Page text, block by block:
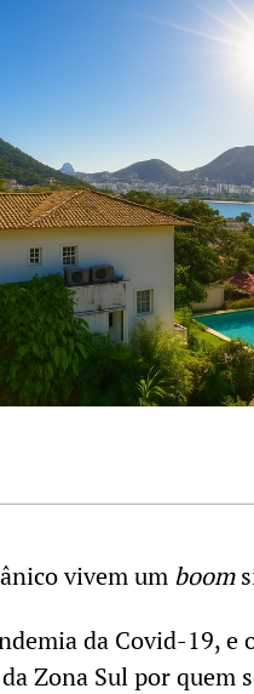
vivem um boom
da Covid-19,
Zona Sul por quem